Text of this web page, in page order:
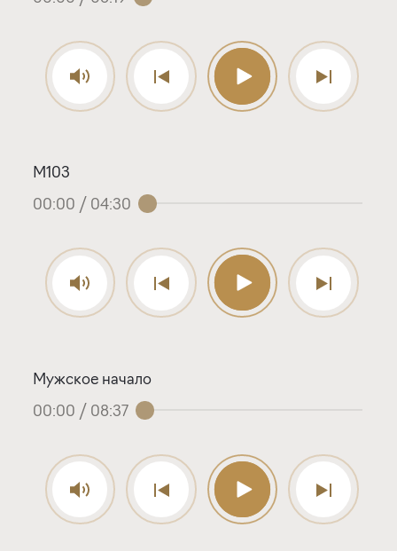
М103
00:00 / 04:30
Мужское начало
00:00 / 08:37